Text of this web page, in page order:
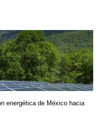
energética de México hacia